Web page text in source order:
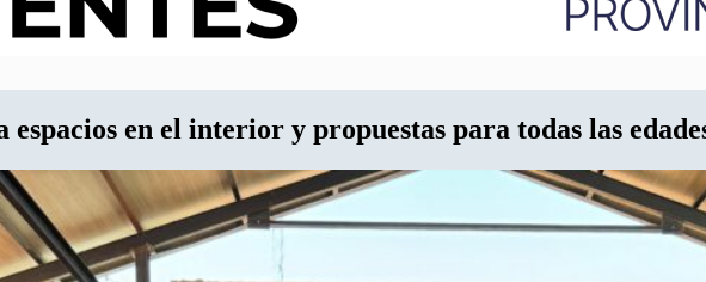
espacios en el interior y propuestas para todas las